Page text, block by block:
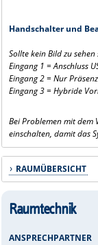
Handschalter und
Sollte kein Bild zu
Eingang 1 = Anschluss
Eingang 2 = Nur
Eingang 3 = Hybride
Bei Problemen mit dem
einschalten, damit das
RAUMÜBERSICHT
Raumtechnik
ANSPRECHPARTNER